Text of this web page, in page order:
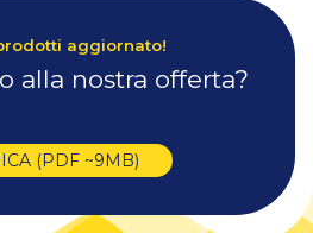
aggiornato!
alla nostra offerta?
(PDF ~9MB)